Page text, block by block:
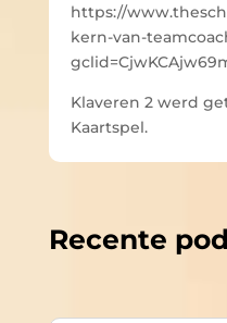
https://
kern-van-
Klaveren 2 werd
Kaartspel.
Recente